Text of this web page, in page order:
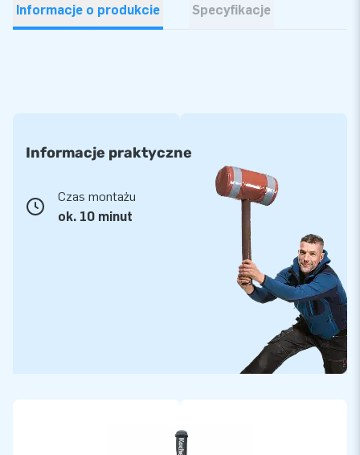
Informacje o produkcie Specyfikacje
Informacje praktyczne
Czas montażu
ok. 10 minut